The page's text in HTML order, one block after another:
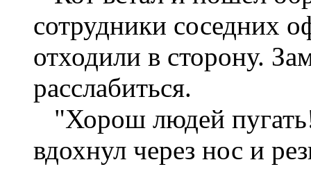
сотрудники соседних
отходили в сторону.
расслабиться.
"Хорош людей
вдохнул через нос и